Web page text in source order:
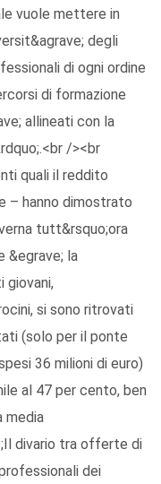
vuole mettere in
degli
di ogni ordine
di formazione
allineati con la
/><br
quali il reddito
– hanno dimostrato
tutt&rsquo;ora
&egrave; la
giovani,
si sono ritrovati
(solo per il ponte
36 milioni di euro)
al 47 per cento, ben
media
divario tra offerte di
dei